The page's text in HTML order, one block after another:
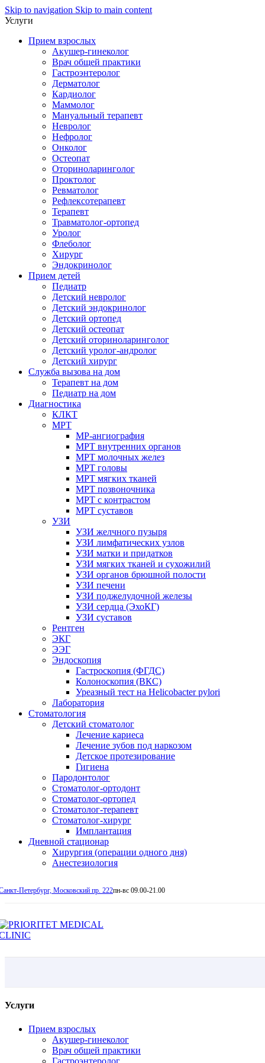
Skip to navigation Skip to main content
Услуги
Прием взрослых
Акушер-гинеколог
Врач общей практики
Гастроэнтеролог
Дерматолог
Кардиолог
Маммолог
Мануальный терапевт
Невролог
Нефролог
Онколог
Остеопат
Оториноларинголог
Проктолог
Ревматолог
Рефлексотерапевт
Терапевт
Травматолог-ортопед
Уролог
Флеболог
Хирург
Эндокринолог
Прием детей
Педиатр
Детский невролог
Детский эндокринолог
Детский ортопед
Детский остеопат
Детский оториноларинголог
Детский уролог-андролог
Детский хирург
Служба вызова на дом
Терапевт на дом
Педиатр на дом
Диагностика
КЛКТ
МРТ
МР-ангиография
МРТ внутренних органов
МРТ молочных желез
МРТ головы
МРТ мягких тканей
МРТ позвоночника
МРТ с контрастом
МРТ суставов
УЗИ
УЗИ желчного пузыря
УЗИ лимфатических узлов
УЗИ матки и придатков
УЗИ мягких тканей и сухожилий
УЗИ органов брюшной полости
УЗИ печени
УЗИ поджелудочной железы
УЗИ сердца (ЭхоКГ)
УЗИ суставов
Рентген
ЭКГ
ЭЭГ
Эндоскопия
Гастроскопия (ФГДС)
Колоноскопия (ВКС)
Уреазный тест на Helicobacter pylori
Лаборатория
Стоматология
Детский стоматолог
Лечение кариеса
Лечение зубов под наркозом
Детское протезирование
Гигиена
Пародонтолог
Стоматолог-ортодонт
Стоматолог-ортопед
Стоматолог-терапевт
Стоматолог-хирург
Имплантация
Дневной стационар
Хирургия (операции одного дня)
Анестезиология
Петербург, Московский пр. 222пн-вс 09.00-21.00
Услуги
Прием взрослых
Акушер-гинеколог
Врач общей практики
Гастроэнтеролог